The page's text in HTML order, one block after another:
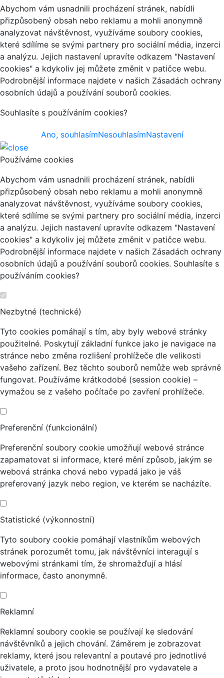
Abychom vám usnadnili procházení stránek, nabídli
přizpůsobený obsah nebo reklamu a mohli anonymně
analyzovat návštěvnost, využíváme soubory cookies,
které sdílíme se svými partnery pro sociální média, inzerci
a analýzu. Jejich nastavení upravíte odkazem "Nastavení
cookies" a kdykoliv jej můžete změnit v patičce webu.
Podrobnější informace najdete v našich Zásadách ochrany
osobních údajů a používání souborů cookies.
Souhlasíte s používáním cookies?
Ano, souhlasímNesouhlasímNastavení
Používáme cookies
Abychom vám usnadnili procházení stránek, nabídli
přizpůsobený obsah nebo reklamu a mohli anonymně
analyzovat návštěvnost, využíváme soubory cookies,
které sdílíme se svými partnery pro sociální média, inzerci
a analýzu. Jejich nastavení upravíte odkazem "Nastavení
cookies" a kdykoliv jej můžete změnit v patičce webu.
Podrobnější informace najdete v našich Zásadách ochrany
osobních údajů a používání souborů cookies. Souhlasíte s
používáním cookies?
Nezbytné (technické)
Tyto cookies pomáhají s tím, aby byly webové stránky
použitelné. Poskytují základní funkce jako je navigace na
stránce nebo změna rozlišení prohlížeče dle velikosti
vašeho zařízení. Bez těchto souborů nemůže web správně
fungovat. Používáme krátkodobé (session cookie) –
vymažou se z vašeho počítače po zavření prohlížeče.
Preferenční (funkcionální)
Preferenční soubory cookie umožňují webové stránce
zapamatovat si informace, které mění způsob, jakým se
webová stránka chová nebo vypadá jako je váš
preferovaný jazyk nebo region, ve kterém se nacházíte.
Statistické (výkonnostní)
Tyto soubory cookie pomáhají vlastníkům webových
stránek porozumět tomu, jak návštěvníci interagují s
webovými stránkami tím, že shromažďují a hlásí
informace, často anonymně.
Reklamní
Reklamní soubory cookie se používají ke sledování
návštěvníků a jejich chování. Záměrem je zobrazovat
reklamy, které jsou relevantní a poutavé pro jednotlivé
uživatele, a proto jsou hodnotnější pro vydavatele a